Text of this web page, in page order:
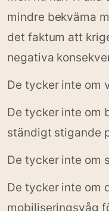
mindre bekväma
det faktum att
negativa
De tycker inte om
De tycker inte om
ständigt stigande
De tycker inte om
De tycker inte om
mobiliseringsvåg